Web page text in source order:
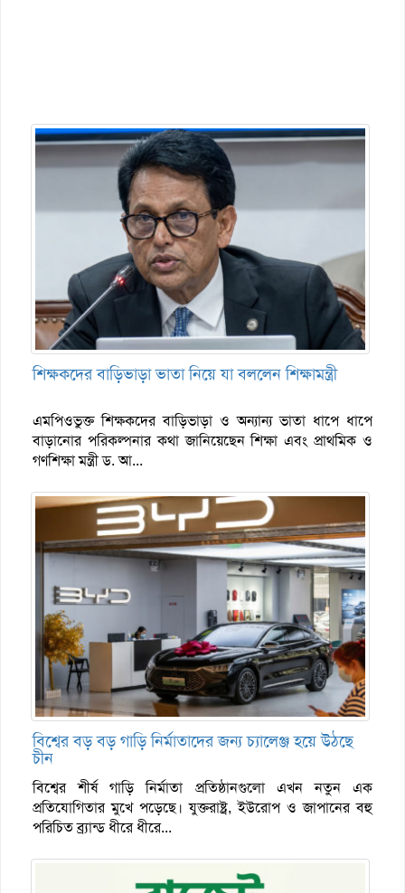
শিক্ষকদের বাড়িভাড়া ভাতা নিয়ে যা বললেন শিক্ষামন্ত্রী
এমপিওভুক্ত শিক্ষকদের বাড়িভাড়া ও অন্যান্য ভাতা ধাপে ধাপে
বাড়ানোর পরিকল্পনার কথা জানিয়েছেন শিক্ষা এবং প্রাথমিক ও
গণশিক্ষা মন্ত্রী ড. আ...
বিশ্বের বড় বড় গাড়ি নির্মাতাদের জন্য চ্যালেঞ্জ হয়ে উঠছে
চীন
বিশ্বের শীর্ষ গাড়ি নির্মাতা প্রতিষ্ঠানগুলো এখন নতুন এক
প্রতিযোগিতার মুখে পড়েছে। যুক্তরাষ্ট্র, ইউরোপ ও জাপানের বহু
পরিচিত ব্র্যান্ড ধীরে ধীরে...